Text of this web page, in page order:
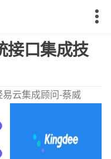
接口集成技
易云集成顾问-蔡威